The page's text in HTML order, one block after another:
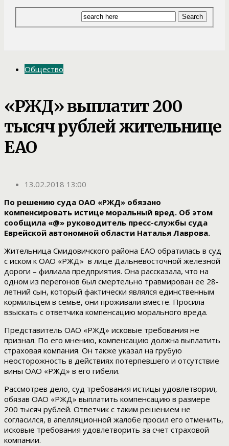
Общество
«РЖД» выплатит 200
тысяч рублей жительнице
ЕАО
13.02.2018 13:00
По решению суда ОАО «РЖД» обязано
компенсировать истице моральный вред. Об этом
сообщила «@» руководитель пресс-службы суда
Еврейской автономной области Наталья Лаврова.
Жительница Смидовичского района ЕАО обратилась в суд
с иском к ОАО «РЖД» в лице Дальневосточной железной
дороги – филиала предприятия. Она рассказала, что на
одном из перегонов был смертельно травмирован ее 28-
летний сын, который фактически являлся единственным
кормильцем в семье, они проживали вместе. Просила
взыскать с ответчика компенсацию морального вреда.
Представитель ОАО «РЖД» исковые требования не
признал. По его мнению, компенсацию должна выплатить
страховая компания. Он также указал на грубую
неосторожность в действиях потерпевшего и отсутствие
вины ОАО «РЖД» в его гибели.
Рассмотрев дело, суд требования истицы удовлетворил,
обязав ОАО «РЖД» выплатить компенсацию в размере
200 тысяч рублей. Ответчик с таким решением не
согласился, в апелляционной жалобе просил его отменить,
исковые требования удовлетворить за счет страховой
компании.